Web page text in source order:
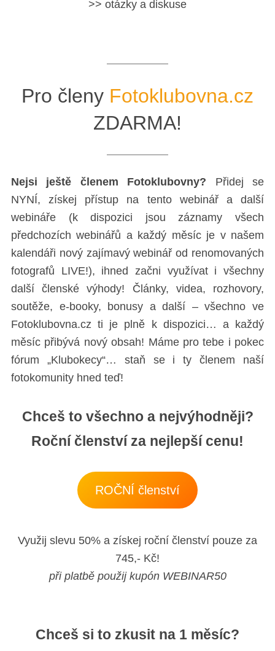
>> otázky a diskuse
Pro členy Fotoklubovna.cz
ZDARMA!
Nejsi ještě členem Fotoklubovny? Přidej se
NYNÍ, získej přístup na tento webinář a další
webináře (k dispozici jsou záznamy všech
předchozích webinářů a každý měsíc je v našem
kalendáři nový zajímavý webinář od renomovaných
fotografů LIVE!), ihned začni využívat i všechny
další členské výhody! Články, videa, rozhovory,
soutěže, e-booky, bonusy a další – všechno ve
Fotoklubovna.cz ti je plně k dispozici… a každý
měsíc přibývá nový obsah! Máme pro tebe i pokec
fórum „Klubokecy“… staň se i ty členem naší
fotokomunity hned teď!
Chceš to všechno a nejvýhodněji?
Roční členství za nejlepší cenu!
ROČNÍ členství
Využij slevu 50% a získej roční členství pouze za
745,- Kč!
při platbě použij kupón WEBINAR50
Chceš si to zkusit na 1 měsíc?